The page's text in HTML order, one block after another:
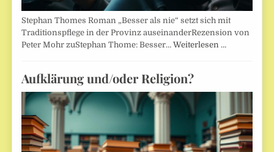
Stephan Thomes Roman „Besser als nie“ setzt sich mit
Traditionspflege in der Provinz auseinanderRezension von
Peter Mohr zuStephan Thome: Besser…Weiterlesen …
Aufklärung und/oder Religion?